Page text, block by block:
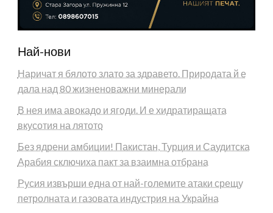
Най-нови
Наричат я бялото злато за здравето. Природата й е
дала над 80 жизненоважни минерали
В нея има авокадо и ягоди. И е хидратиращата
вкусотия на лятото
Без ядрени амбиции! Пакистан, Турция и Саудитска
Арабия сключиха пакт за взаимна отбрана
Русия извърши една от най-големите атаки срещу
петролната и газовата индустрия на Украйна